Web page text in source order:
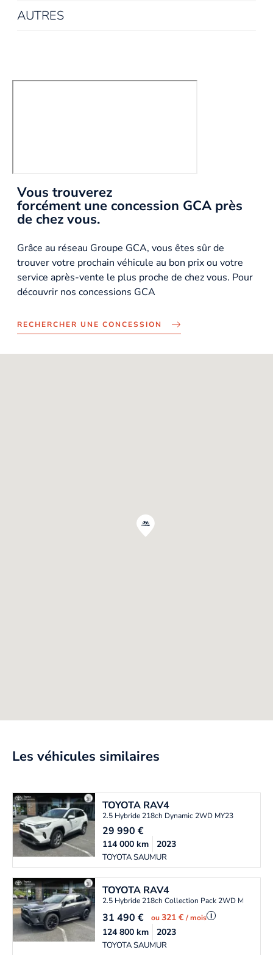
AUTRES
Vous trouverez
forcément une concession GCA près
de chez vous.
Grâce au réseau Groupe GCA, vous êtes sûr de
trouver votre prochain véhicule au bon prix ou votre
service après-vente le plus proche de chez vous. Pour
découvrir nos concessions GCA
RECHERCHER UNE CONCESSION
Les véhicules similaires
TOYOTA RAV4
2.5 Hybride 218ch Dynamic 2WD MY23
29 990€
TOYOTA SAUMUR
114 000km 2023
TOYOTA RAV4
2.5 Hybride 218ch Collection Pack 2WD MY22
31 490€ ou321 €/ mois i
TOYOTA SAUMUR
124 800km 2023